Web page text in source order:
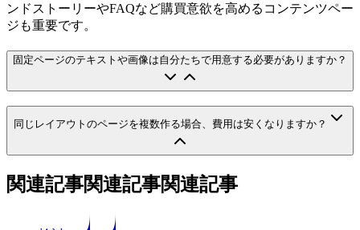
ンドストーリーやFAQなど購買意欲を高めるコンテンツペー
ジも重要です。
固定ページのテキストや画像は自分たちで用意する必要がありますか？
同じレイアウトのページを複数作る場合、費用は安くなりますか？
関連記事関連記事関連記事